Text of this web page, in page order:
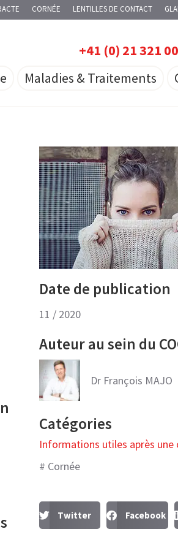
CORNÉE LENTILLES DE CONTACT
+41 (0) 21 321
Maladies & Traitements
Date de publication
11 / 2020
Auteur au sein du
Dr François MAJO
Catégories
Informations utiles après une
# Cornée
Twitter Facebook